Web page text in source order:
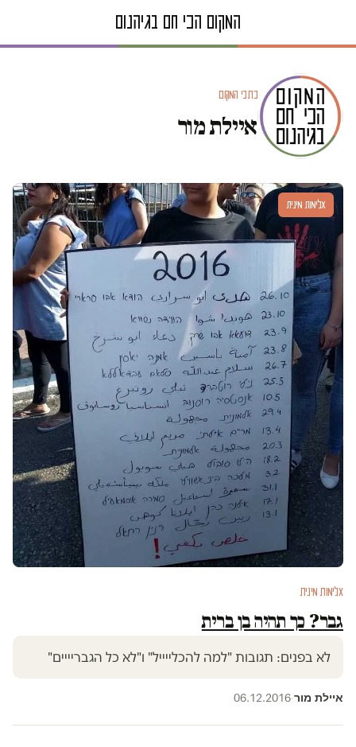
כתבי המקום
איילת מור
אלימות מינית
אלימות מינית
גבר? כך תהיה בן ברית
לא בפנים: תגובות "למה להכלייייל" ו"לא כל הגבריייים"
איילת מור·
06.12.2016